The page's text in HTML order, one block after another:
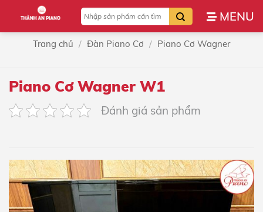
nội
Tìm
kiếm:
Trang chủ / Đàn Piano Cơ / Piano Cơ Wagner
Piano Cơ Wagner W1
Đánh giá sản phẩm